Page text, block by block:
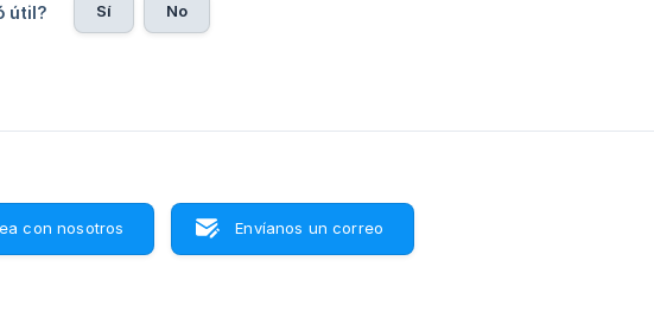
útil? Sí No
con nosotros Envíanos un correo